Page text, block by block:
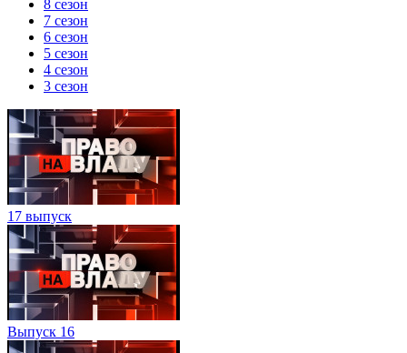
8 сезон
7 сезон
6 сезон
5 сезон
4 сезон
3 сезон
17 выпуск
Выпуск 16